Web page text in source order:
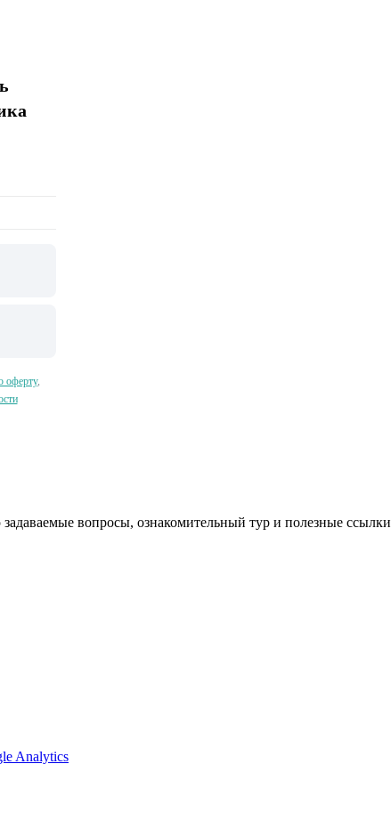
оферту,
вопросы, ознакомительный тур и полезные ссылки
Analytics